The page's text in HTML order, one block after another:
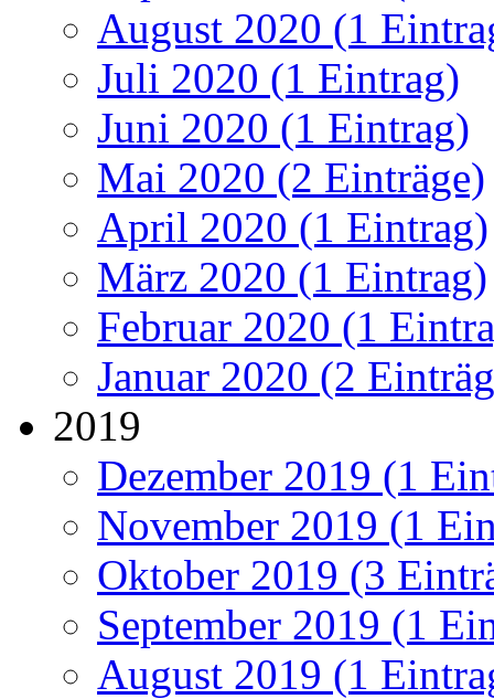
August 2020 (1
Juli 2020 (1 Eintrag)
Juni 2020 (1 Eintrag)
Mai 2020 (2 Einträge)
April 2020 (1 Eintrag)
März 2020 (1 Eintrag)
Februar 2020 (1
Januar 2020 (2
2019
Dezember 2019 (1
November 2019 (1
Oktober 2019 (3
September 2019 (1
August 2019 (1